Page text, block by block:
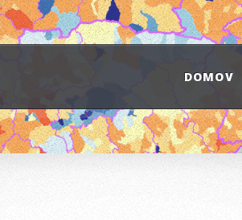
DOMOV